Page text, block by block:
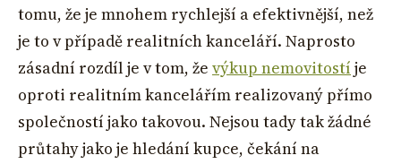
tomu, že je mnohem rychlejší a efektivnější, než
je to v případě realitních kanceláří. Naprosto
zásadní rozdíl je v tom, že výkup nemovitostí je
oproti realitním kancelářím realizovaný přímo
společností jako takovou. Nejsou tady tak žádné
průtahy jako je hledání kupce, čekání na